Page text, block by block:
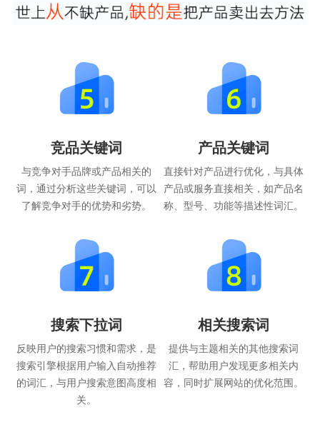
竞品关键词
与竞争对手品牌或产品相关的
词，通过分析这些关键词，可以
了解竞争对手的优势和劣势。
产品关键词
直接针对产品进行优化，与具体
产品或服务直接相关，如产品名
称、型号、功能等描述性词汇。
搜索下拉词
反映用户的搜索习惯和需求，是
搜索引擎根据用户输入自动推荐
的词汇，与用户搜索意图高度相
关。
相关搜索词
提供与主题相关的其他搜索词
汇，帮助用户发现更多相关内
容，同时扩展网站的优化范围。